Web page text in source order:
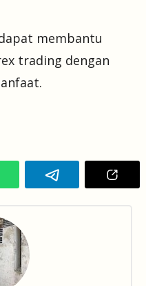
membantu
trading dengan